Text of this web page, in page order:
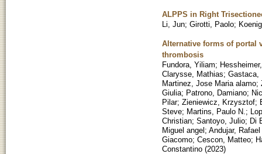
ALPPS in Right
Li, Jun; Girotti, Paolo;
Alternative forms of portal
thrombosis
Fundora, Yiliam;
Clarysse, Mathias; Gastaca,
Martinez, Jose Maria alamo;
Giulia; Patrono, Damiano;
Pilar; Zieniewicz, Krzysztof;
Steve; Martins, Paulo N. ;
Christian; Santoyo, Julio; Di
Miguel angel; Andujar,
Giacomo; Cescon, Matteo;
Constantino (2023)